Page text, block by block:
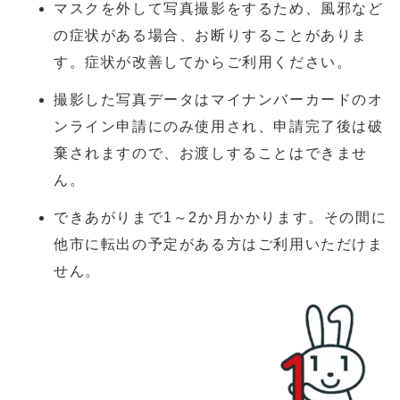
マスクを外して写真撮影をするため、風邪など
の症状がある場合、お断りすることがありま
す。症状が改善してからご利用ください。
撮影した写真データはマイナンバーカードのオ
ンライン申請にのみ使用され、申請完了後は破
棄されますので、お渡しすることはできませ
ん。
できあがりまで1～2か月かかります。その間に
他市に転出の予定がある方はご利用いただけま
せん。